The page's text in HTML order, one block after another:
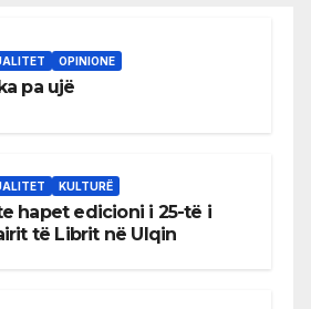
OPINIONE
pa ujë
KULTURË
hapet edicioni i 25-të i
të Librit në Ulqin